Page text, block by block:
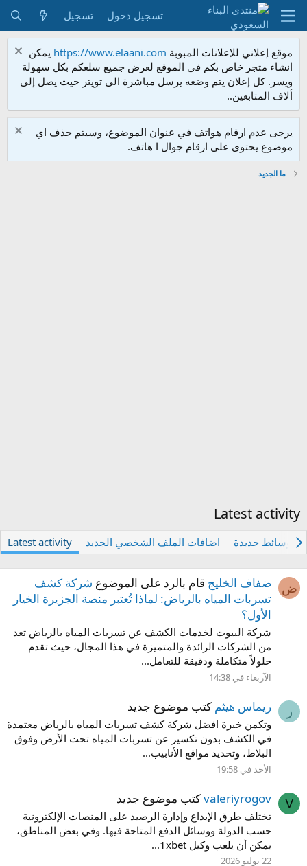
تسجيل دخول تسجيل
موقع إعلاني للإعلانات المبوبة https://www.elaani.com يمكن
انشاء متجر خاص بكم في الموقع لعرض جميع سلعكم بكل سهولة
ويسر. كل إعلان يتم وضعه يرسل مباشرة الى تويتر حيث يصل إلى
ألاف المتابعين..
يرجى عدم ارقام هواتف في عنوان الموضوع، وسيتم حذف اي
موضوع يحتوى على ارقام جوال ا هاتف.
ما الجديد
Latest activity
وسائط جديدة اضافات الملف الشخصي الجديد Latest activity
ض ضفاف الخليج قام بالرد على الموضوع شركة كشف
تسربات المياه بالرياض: لماذا تُعتبر منصة الجزيرة الخيار
الأول؟
شركة البيوت لخدمات الكشف عن تسربات المياه بالرياض تعد
من الشركات الرائدة والمتميزة في هذا المجال، حيث تقدم
حلولاً متكاملة ودقيقة للتعامل...
اﻵربعاء في 14:38
ر ريماس هيثم كتب موضوع جديد
وتكمن خبرة افضل شركة كشف تسربات المياه بالرياض معتمدة
في الكشف بدون تكسير عن تسربات المياه تحت الأرض وفوق
البلاط، وتحديد مواقع الأنابيب...
الأحد في 19:58
V
valeriyrogovكتب موضوع جديد
تختلف طرق الإيداع وإدارة الرصيد على المنصات الإلكترونية
حسب الدولة ووسائل الدفع المتاحة فيها. وفي بعض المناطق،
يمكن أن يلعب وكيل 1xbet...
22 يوليو 2026